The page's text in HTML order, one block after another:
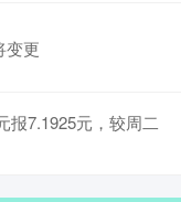
变更
报7.1925元，较周二